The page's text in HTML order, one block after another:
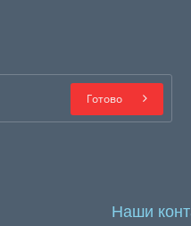
Готово
Наши